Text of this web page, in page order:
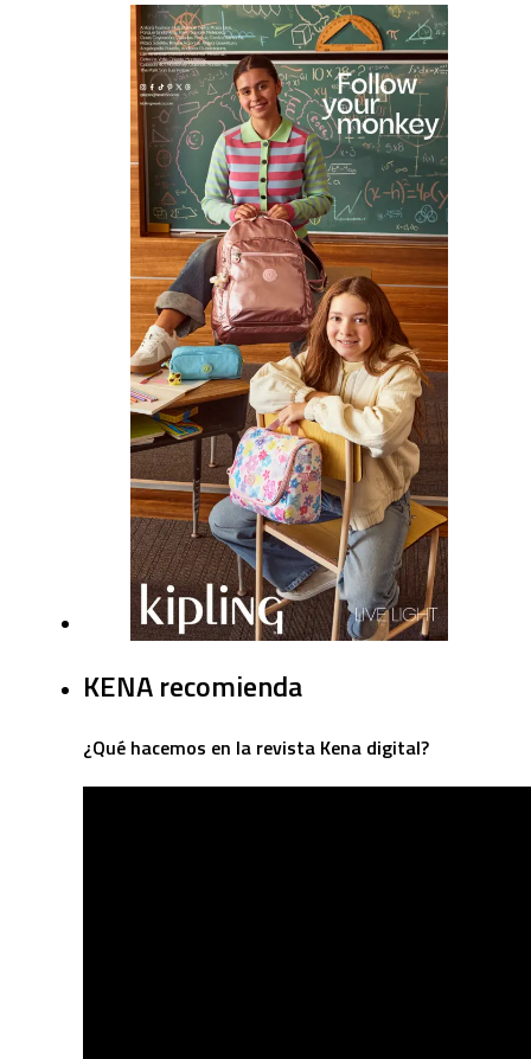
KENA recomienda
¿Qué hacemos en la revista Kena digital?